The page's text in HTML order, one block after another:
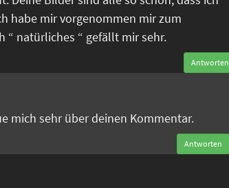
habe mir vorgenommen mir zum
“ natürliches “ gefällt mir sehr.
Antworten
mich sehr über deinen Kommentar.
Antworten